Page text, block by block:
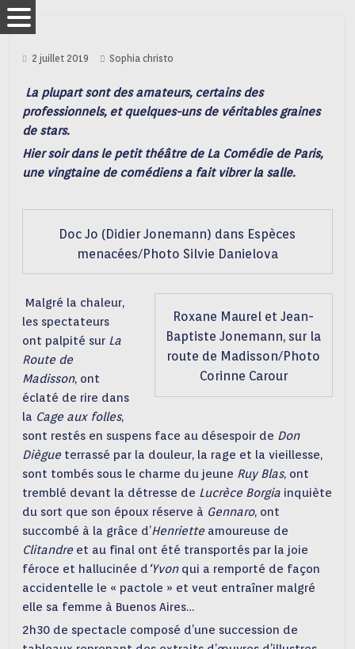
2 juillet 2019 Sophia christo
La plupart sont des amateurs, certains des
professionnels, et quelques-uns de véritables graines
de stars.
Hier soir dans le petit théâtre de La Comédie de Paris,
une vingtaine de comédiens a fait vibrer la salle.
Doc Jo (Didier Jonemann) dans Espèces
menacées/Photo Silvie Danielova
Roxane Maurel et Jean-
Baptiste Jonemann, sur la
route de Madisson/Photo
Corinne Carour
Malgré la chaleur,
les spectateurs
ont palpité sur La
Route de
Madisson, ont
éclaté de rire dans
la Cage aux folles,
sont restés en suspens face au désespoir de Don
Diègue terrassé par la douleur, la rage et la vieillesse,
sont tombés sous le charme du jeune Ruy Blas, ont
tremblé devant la détresse de Lucrèce Borgia inquiète
du sort que son époux réserve à Gennaro, ont
succombé à la grâce d’Henriette amoureuse de
Clitandre et au final ont été transportés par la joie
féroce et hallucinée d ‘Yvonqui a remporté de façon
accidentelle le « pactole » et veut entraîner malgré
elle sa femme à Buenos Aires…
2h30 de spectacle composé d’une succession de